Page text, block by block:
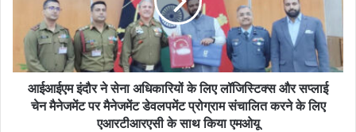
आईआईएम इंदौर ने सेना अधिकारियों के लिए लॉजिस्टिक्स और सप्लाई
चेन मैनेजमेंट पर मैनेजमेंट डेवलपमेंट प्रोग्राम संचालित करने के लिए
एआरटीआरएसी के साथ किया एमओयू